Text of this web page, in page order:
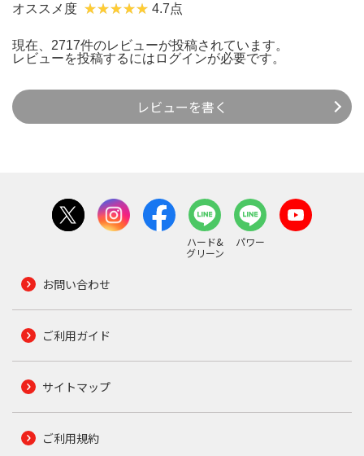
オススメ度 4.7点
現在、2717件のレビューが投稿されています。
レビューを投稿するには ログインが必要です。
レビューを書く
ハード&
グリーン
パワー
お問い合わせ
ご利用ガイド
サイトマップ
ご利用規約